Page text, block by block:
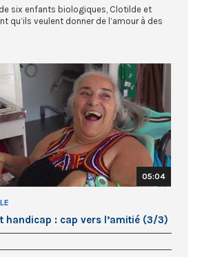
six enfants biologiques, Clotilde et
qu’ils veulent donner de l’amour à des
05:04
handicap : cap vers l’amitié (3/3)